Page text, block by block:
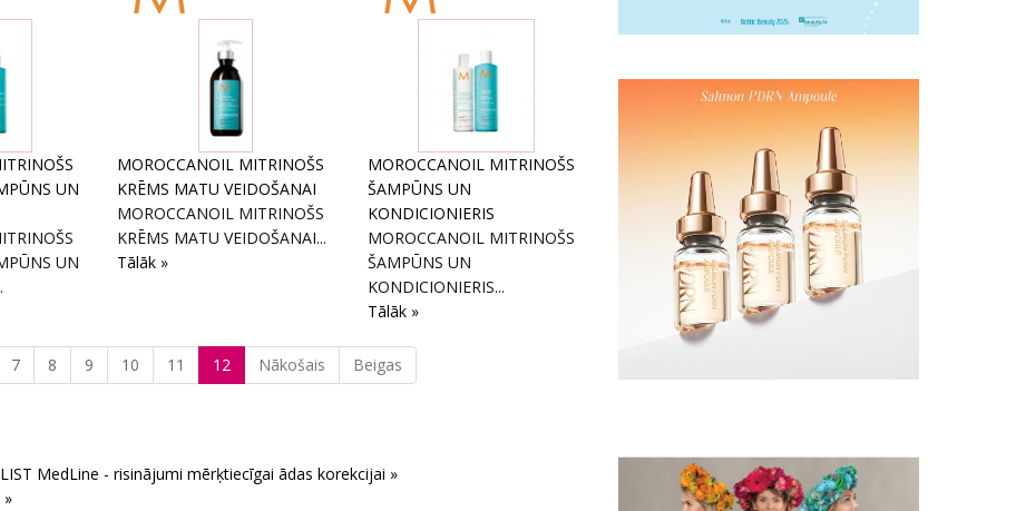
UN
UN
MOROCCANOIL MITRINOŠS
KRĒMS MATU VEIDOŠANAI
MOROCCANOIL MITRINOŠS
KRĒMS MATU VEIDOŠANAI...
Tālāk »
MOROCCANOIL MITRINOŠS
ŠAMPŪNS UN
KONDICIONIERIS
MOROCCANOIL MITRINOŠS
ŠAMPŪNS UN
KONDICIONIERIS...
Tālāk »
7 8 9 10 11 12 Nākošais Beigas
MedLine - risinājumi mērķtiecīgai ādas korekcijai »
»